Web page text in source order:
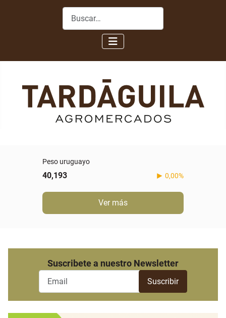
Buscar
Peso uruguayo
40,193 0,00%
Ver más
Suscribete a nuestro Newsletter